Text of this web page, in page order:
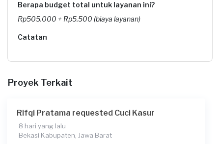
Berapa budget total untuk layanan ini?
Rp505.000 + Rp5.500 (biaya layanan)
Catatan
Proyek Terkait
Rifqi Pratama requested Cuci Kasur
8 hari yang lalu
Bekasi Kabupaten, Jawa Barat